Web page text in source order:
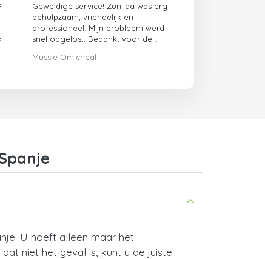
Geweldige service! Zunilda was erg
behulpzaam, vriendelijk en
professioneel. Mijn probleem werd
snel opgelost. Bedankt voor de
Mussie Omicheal
U hoeft alleen maar het
niet het geval is, kunt u de juiste